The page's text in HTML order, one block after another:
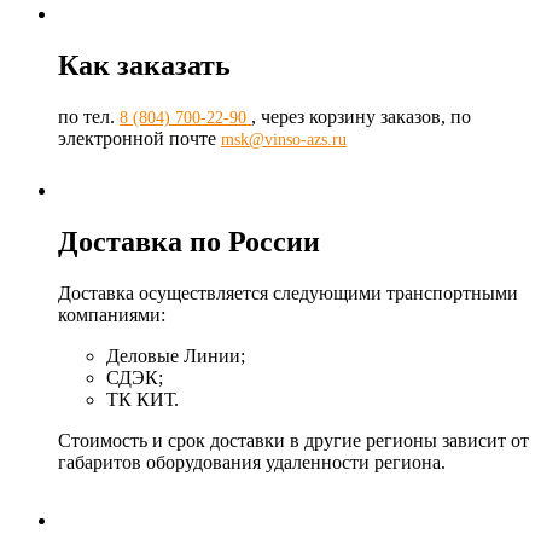
Как заказать
по тел. 8 (804) 700-22-90 , через корзину заказов, по
электронной почте msk@vinso-azs.ru
Доставка по России
Доставка осуществляется следующими транспортными
компаниями:
Деловые Линии;
СДЭК;
ТК КИТ.
Стоимость и срок доставки в другие регионы зависит от
габаритов оборудования удаленности региона.